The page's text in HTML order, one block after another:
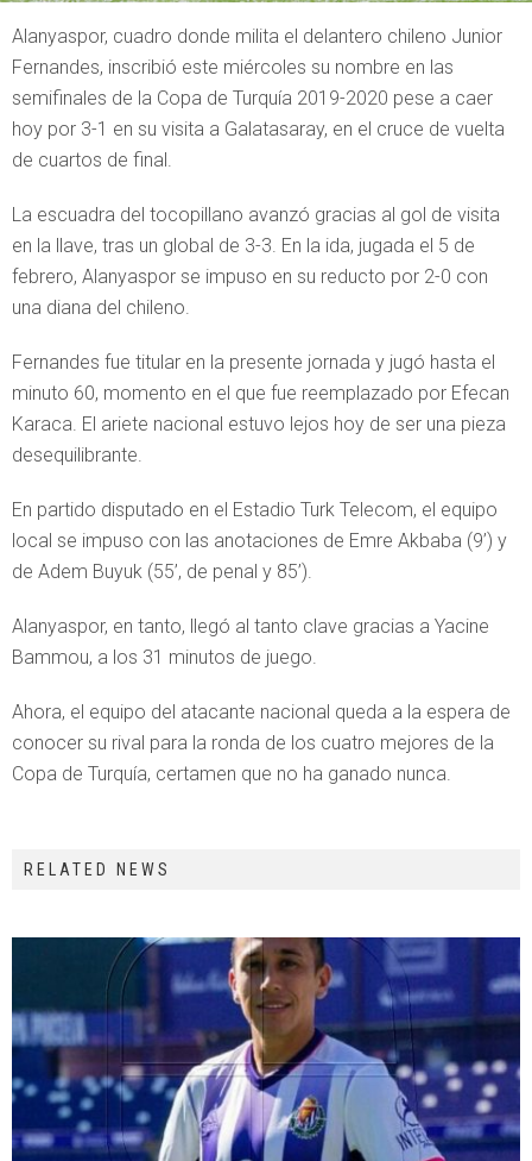
Alanyaspor, cuadro donde milita el delantero chileno Junior
Fernandes, inscribió este miércoles su nombre en las
semifinales de la Copa de Turquía 2019-2020 pese a caer
hoy por 3-1 en su visita a Galatasaray, en el cruce de vuelta
de cuartos de final.
La escuadra del tocopillano avanzó gracias al gol de visita
en la llave, tras un global de 3-3. En la ida, jugada el 5 de
febrero, Alanyaspor se impuso en su reducto por 2-0 con
una diana del chileno.
Fernandes fue titular en la presente jornada y jugó hasta el
minuto 60, momento en el que fue reemplazado por Efecan
Karaca. El ariete nacional estuvo lejos hoy de ser una pieza
desequilibrante.
En partido disputado en el Estadio Turk Telecom, el equipo
local se impuso con las anotaciones de Emre Akbaba (9’) y
de Adem Buyuk (55’, de penal y 85’).
Alanyaspor, en tanto, llegó al tanto clave gracias a Yacine
Bammou, a los 31 minutos de juego.
Ahora, el equipo del atacante nacional queda a la espera de
conocer su rival para la ronda de los cuatro mejores de la
Copa de Turquía, certamen que no ha ganado nunca.
RELATED NEWS